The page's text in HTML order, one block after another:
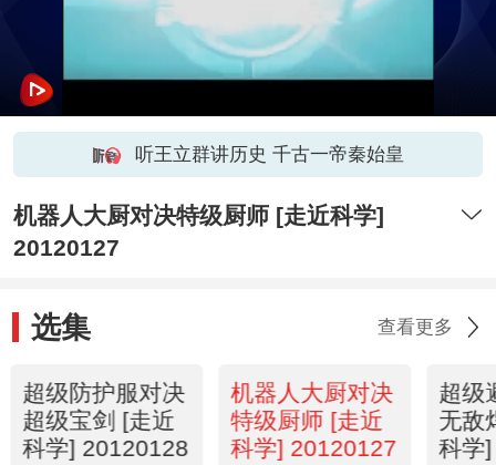
听王立群讲历史 千古一帝秦始皇
机器人大厨对决特级厨师 [走近科学]
20120127
选集 查看更多
超级防护服对决
超级宝剑 [走近
科学] 20120128
机器人大厨对决
特级厨师 [走近
科学] 20120127
超级
无敌
科学